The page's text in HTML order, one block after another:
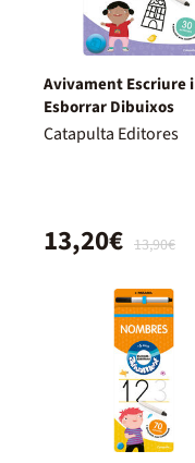
Avivament Escriure i
Esborrar Dibuixos
Catapulta Editores
13,90€
13,20€